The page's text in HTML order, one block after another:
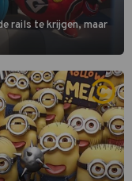
rails te krijgen, maar